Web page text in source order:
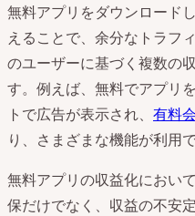
無料アプリをダウンロード
えることで、余分なトラフ
のユーザーに基づく複数の
す。例えば、無料でアプリ
トで広告が表示され、 有料
り、さまざまな機能が利用
無料アプリの収益化におい
保だけでなく、収益の不安